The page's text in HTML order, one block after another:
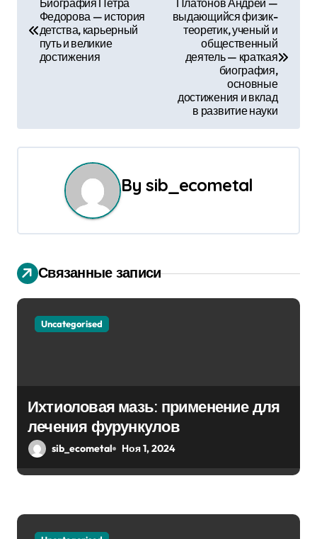
а
я
п
о
и
с
я
Биография Петра
Федорова — история
детства, карьерный
путь и великие
достижения
Платонов Андрей —
выдающийся физик-
теоретик, ученый и
общественный
деятель — краткая
биография,
основные
достижения и вклад
в развитие науки
Bysib_ecometal
Связанные записи
Uncategorised
Ихтиоловая мазь: применение для
лечения фурункулов
sib_ecometal Ноя 1, 2024